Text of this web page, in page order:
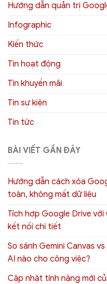
Hướng dẫn quản trị
Infographic
Kiến thức
Tin hoạt động
Tin khuyến mãi
Tin sự kiện
Tin tức
BÀI VIẾT GẦN ĐÂY
Hướng dẫn cách xóa
toàn, không mất dữ liệu
Tích hợp Google Drive
kết nối chi tiết
So sánh Gemini Canvas
AI nào cho công việc?
Cập nhật tính năng mới